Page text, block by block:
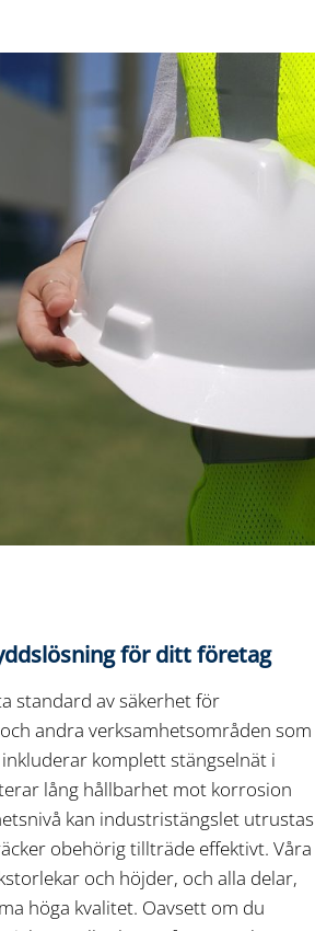
för ditt företag
standard av säkerhet för
andra verksamhetsområden som
komplett stängselnät i
lång hållbarhet mot korrosion
kan industristängslet utrustas
obehörig tillträde effektivt. Våra
och höjder, och alla delar,
höga kvalitet. Oavsett om du